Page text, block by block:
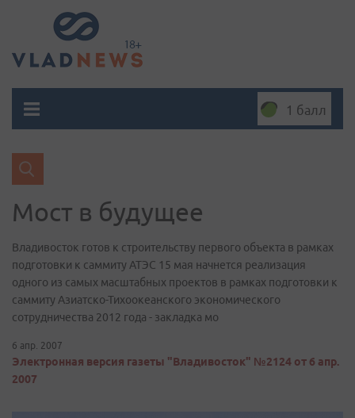
1 балл
Мост в будущее
Владивосток готов к строительству первого объекта в рамках
подготовки к саммиту АТЭС 15 мая начнется реализация
одного из самых масштабных проектов в рамках подготовки к
саммиту Азиатско-Тихоокеанского экономического
сотрудничества 2012 года - закладка мо
6 апр. 2007
Электронная версия газеты "Владивосток" №2124 от 6 апр.
2007